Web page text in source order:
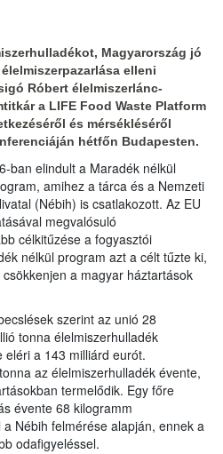
Magyarország jó
elleni
Róbert élelmiszerlánc-
a LIFE Food Waste Platform
és mérsékléséről
hétfőn Budapesten.
ban elindult a Maradék nélkül
amihez a tárca és a Nemzeti
(Nébih) is csatlakozott. Az EU
megvalósuló
célkitűzése a fogyasztói
nélkül program azt a célt tűzte ki,
a magyar háztartások
szerint az unió 28
tonna élelmiszerhulladék
eléri a 143 milliárd eurót.
az élelmiszerhulladék évente,
termelődik. Egy főre
évente 68 kilogramm
Nébih felmérése alapján, ennek a
odafigyeléssel.